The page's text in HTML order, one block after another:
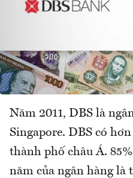
Năm 2011, DBS là
Singapore. DBS có
thành phố châu Á.
năm của ngân hàng là